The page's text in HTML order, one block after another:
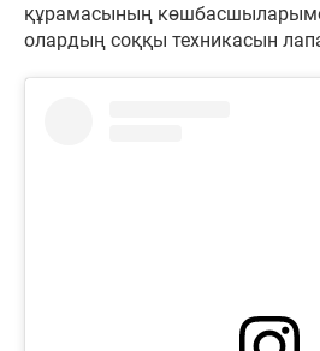
құрамасының
олардың соққы техникасын